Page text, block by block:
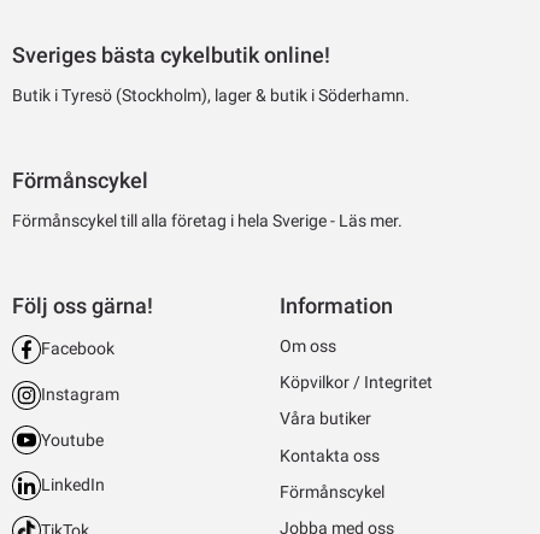
Sveriges bästa cykelbutik online!
Butik i Tyresö (Stockholm), lager & butik i Söderhamn.
Förmånscykel
Förmånscykel till alla företag i hela Sverige - Läs mer.
Följ oss gärna!
Facebook
Instagram
Youtube
LinkedIn
Information
Om oss
Köpvilkor / Integritet
Våra butiker
Kontakta oss
Förmånscykel
Jobba med oss